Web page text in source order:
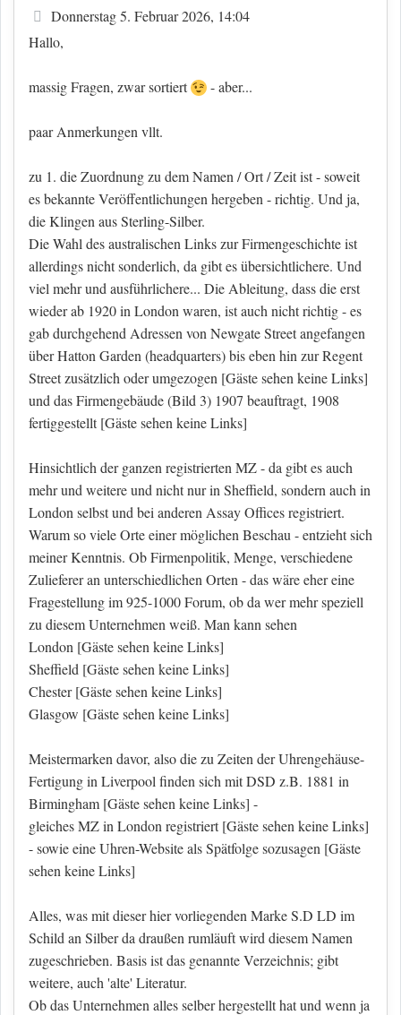
Beitrag
Donnerstag 5. Februar 2026, 14:04
Hallo,
massig Fragen, zwar sortiert - aber...
paar Anmerkungen vllt.
zu 1. die Zuordnung zu dem Namen / Ort / Zeit ist - soweit
es bekannte Veröffentlichungen hergeben - richtig. Und ja,
die Klingen aus Sterling-Silber.
Die Wahl des australischen Links zur Firmengeschichte ist
allerdings nicht sonderlich, da gibt es übersichtlichere. Und
viel mehr und ausführlichere... Die Ableitung, dass die erst
wieder ab 1920 in London waren, ist auch nicht richtig - es
gab durchgehend Adressen von Newgate Street angefangen
über Hatton Garden (headquarters) bis eben hin zur Regent
Street zusätzlich oder umgezogen [Gäste sehen keine Links]
und das Firmengebäude (Bild 3) 1907 beauftragt, 1908
fertiggestellt[Gäste sehen keine Links]
Hinsichtlich der ganzen registrierten MZ - da gibt es auch
mehr und weitere und nicht nur in Sheffield, sondern auch in
London selbst und bei anderen Assay Offices registriert.
Warum so viele Orte einer möglichen Beschau - entzieht sich
meiner Kenntnis. Ob Firmenpolitik, Menge, verschiedene
Zulieferer an unterschiedlichen Orten - das wäre eher eine
Fragestellung im 925-1000 Forum, ob da wer mehr speziell
zu diesem Unternehmen weiß. Man kann sehen
London [Gäste sehen keine Links]
Sheffield [Gäste sehen keine Links]
Chester[Gäste sehen keine Links]
Glasgow [Gäste sehen keine Links]
Meistermarken davor, also die zu Zeiten der Uhrengehäuse-
Fertigung in Liverpool finden sich mit DSD z.B. 1881 in
Birmingham [Gäste sehen keine Links] -
gleiches MZ in London registriert[Gäste sehen keine Links]
- sowie eine Uhren-Website als Spätfolge sozusagen [Gäste
sehen keine Links]
Alles, was mit dieser hier vorliegenden Marke S.D LD im
Schild an Silber da draußen rumläuft wird diesem Namen
zugeschrieben. Basis ist das genannte Verzeichnis; gibt
weitere, auch 'alte' Literatur.
Ob das Unternehmen alles selber hergestellt hat und wenn ja